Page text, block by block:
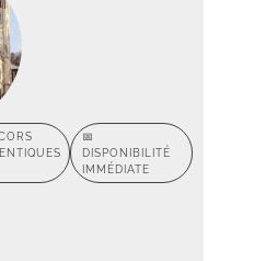
📅
DISPONIBILITÉ
IMMÉDIATE